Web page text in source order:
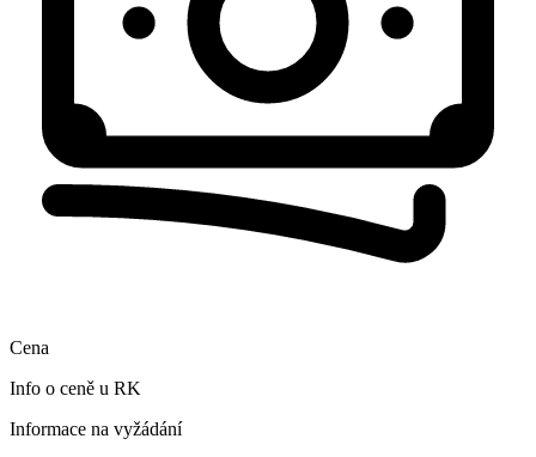
Cena
Info o ceně u RK
Informace na vyžádání